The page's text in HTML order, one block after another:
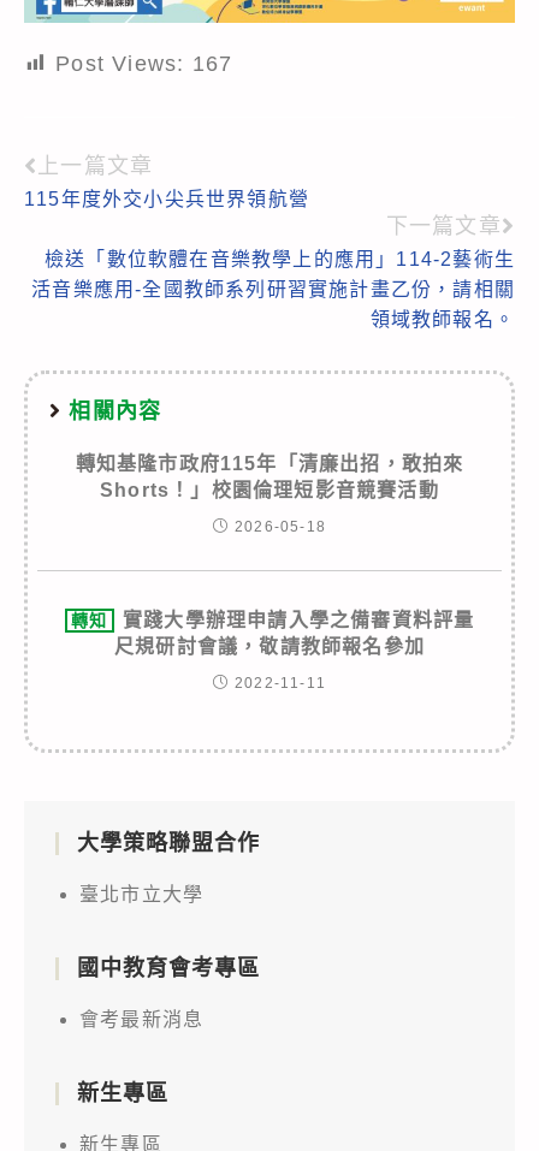
Post Views: 167
Read
more
articles
上一篇文章
115年度外交小尖兵世界領航營
下一篇文章
檢送「數位軟體在音樂教學上的應用」114-2藝術生
活音樂應用-全國教師系列研習實施計畫乙份，請相關
領域教師報名。
相關內容
轉知基隆市政府115年「清廉出招，敢拍來
Shorts！」校園倫理短影音競賽活動
2026-05-18
轉知
實踐大學辦理申請入學之備審資料評量
尺規研討會議，敬請教師報名參加
2022-11-11
大學策略聯盟合作
臺北市立大學
國中教育會考專區
會考最新消息
新生專區
新生專區